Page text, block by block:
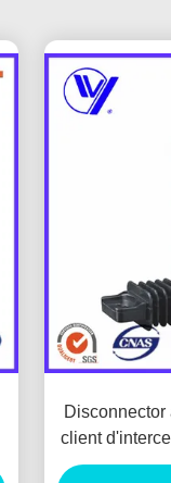
client
d'oxyde de